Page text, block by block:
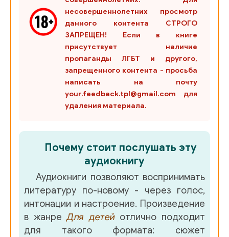
несовершеннолетних просмотр
данного контента СТРОГО
ЗАПРЕЩЕН! Если в книге
присутствует наличие
пропаганды ЛГБТ и другого,
запрещенного контента - просьба
написать на почту
your.feedback.tpl@gmail.com для
удаления материала.
Почему стоит послушать эту
аудиокнигу
Аудиокниги позволяют воспринимать
литературу по-новому - через голос,
интонации и настроение. Произведение
в жанреДля детейотлично подходит
для такого формата: сюжет